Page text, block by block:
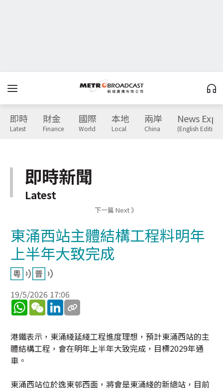
即時
Latest
財金
Finance
國際
World
本地
Local
兩岸
China
News
(English Edition)
即時新聞
Latest
下一篇 Next 》
東涌西站主體結構工程料明年
上半年大致完成
19/5/2026 17:06
WhatsApp
WeChatLinkedIn
港鐵表示，東涌綫延綫工程進度理想，預計東涌西站的主
體結構工程，會在明年上半年大致完成，目標2029年通
車。
東涌西站位於逸東邨西面，將會是東涌綫的新總站，目前